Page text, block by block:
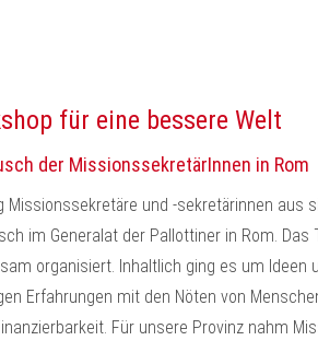
für eine bessere Welt
der MissionssekretärInnen in Rom
Missionssekretäre und -sekretärinnen aus
im Generalat der Pallottiner in Rom.
organisiert. Inhaltlich ging es um
Erfahrungen mit den Nöten von
Für unsere Provinz nahm